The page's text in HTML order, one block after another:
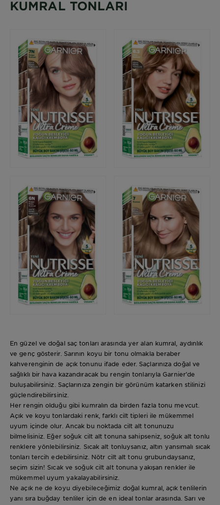
KUMRAL TONLARI
En güzel ve doğal saç tonları arasında yer alan kumral, aydınlık
ve genç gösterir. Sarının koyu bir tonu olmakla beraber
kahverenginin de açık tonunu ifade eder. Saçlarınıza doğal ve
sağlıklı bir hava kazandıracak bu rengin tonlarıyla Garnier’de
buluşabilirsiniz. Saçlarınıza zengin bir görünüm katarken stilinizi
güçlendirebilirsiniz.
Her rengin olduğu gibi kumralın da birden fazla tonu mevcut.
Açık ve koyu tonlardaki renk, farklı cilt tipleri ile mükemmel
uyum içinde olur. Ancak bu noktada cilt alt tonunuzu
bilmelisiniz. Eğer soğuk cilt alt tonuna sahipseniz, soğuk alt tonlu
renklere yönlebilirsiniz. Sıcak alt tonluysanız, altın yansımalı sıcak
tonları tercih edebilirsiniz. Nötr cilt alt tonu grubundaysanız,
seçim sizin! Sıcak ve soğuk cilt alt tonuna yakışan renkler ile
mükemmel uyum yakalayabilirsiniz.
Ne açık ne de koyu diyebileceğimiz doğal kumral, açık tenlilerin
yanı sıra buğday tenliler için de en ideal tonlar arasında. Sarı ve